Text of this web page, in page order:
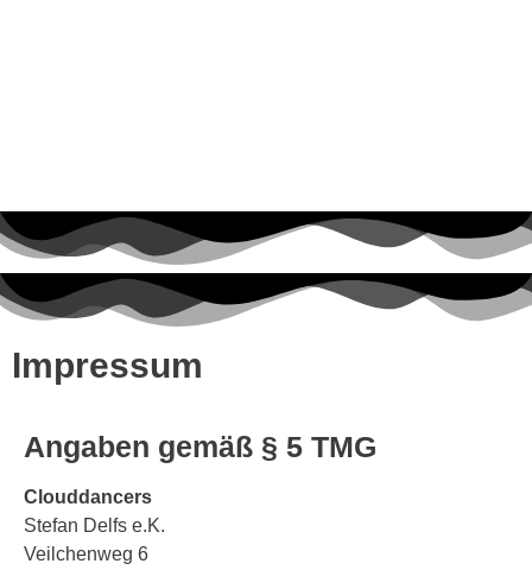
Impressum
Angaben gemäß § 5 TMG
Clouddancers
Stefan Delfs e.K.
Veilchenweg 6